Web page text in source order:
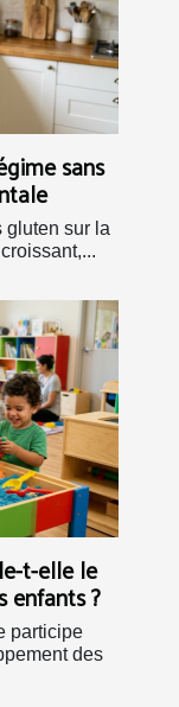
sans
gluten sur la
t-elle le
enfants ?
participe
des